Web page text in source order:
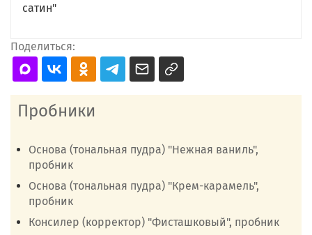
сатин"
Поделиться:
Пробники
Основа (тональная пудра) "Нежная ваниль",
пробник
Основа (тональная пудра) "Крем-карамель",
пробник
Консилер (корректор) "Фисташковый", пробник